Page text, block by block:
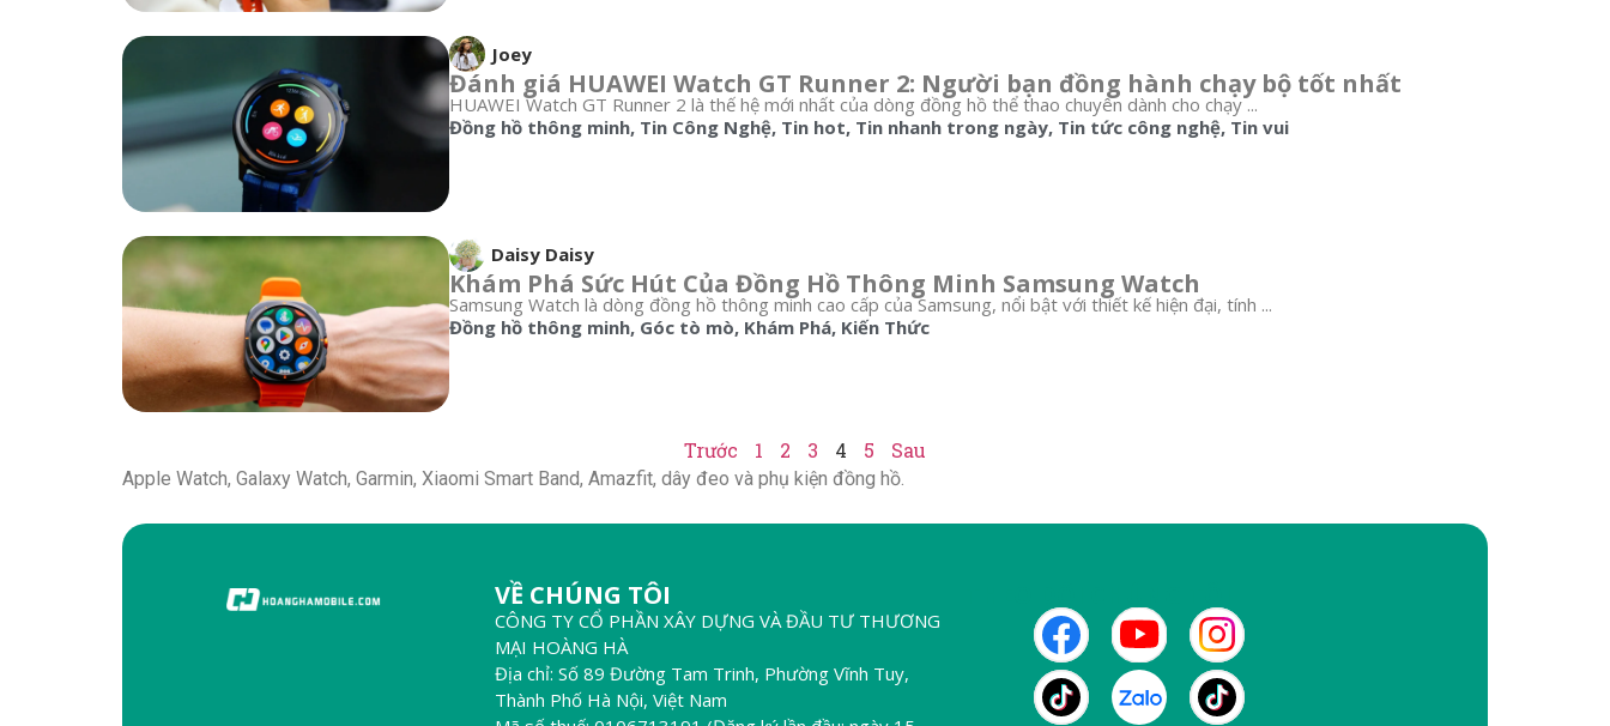
Joey
Đánh giá HUAWEI Watch GT Runner 2: Người bạn đồng hành chạy bộ tốt nhất
HUAWEI Watch GT Runner 2 là thế hệ mới nhất của dòng đồng hồ thể thao chuyên dành cho chạy ...
Đồng hồ thông minh, Tin Công Nghệ, Tin hot, Tin nhanh trong ngày, Tin tức công nghệ, Tin vui
Daisy Daisy
Khám Phá Sức Hút Của Đồng Hồ Thông Minh Samsung Watch
Samsung Watch là dòng đồng hồ thông minh cao cấp của Samsung, nổi bật với thiết kế hiện đại, tính ...
Đồng hồ thông minh, Góc tò mò, Khám Phá, Kiến Thức
Trước 1 2 3 4 5 Sau
Apple Watch, Galaxy Watch, Garmin, Xiaomi Smart Band, Amazfit, dây đeo và phụ kiện đồng hồ.
VỀ CHÚNG TÔI
CÔNG TY CỔ PHẦN XÂY DỰNG VÀ ĐẦU TƯ THƯƠNG
MẠI HOÀNG HÀ
Địa chỉ: Số 89 Đường Tam Trinh, Phường Vĩnh Tuy,
Thành Phố Hà Nội, Việt Nam